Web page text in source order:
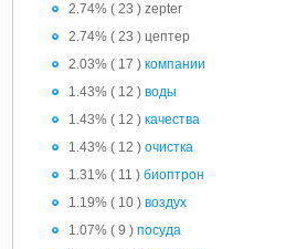
2.74% ( 23 ) zepter
2.74% ( 23 ) цептер
2.03% ( 17 ) компании
1.43% ( 12 ) воды
1.43% ( 12 ) качества
1.43% ( 12 ) очистка
1.31% ( 11 ) биоптрон
1.19% ( 10 ) воздух
1.07% ( 9 ) посуда